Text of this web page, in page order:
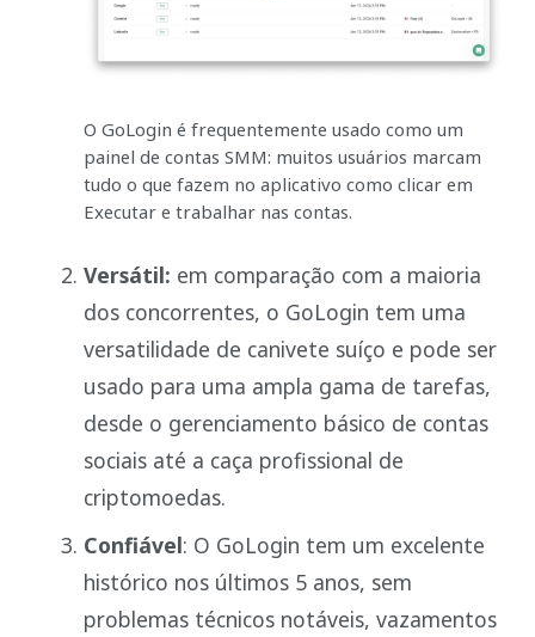
O GoLogin é frequentemente usado como um
painel de contas SMM: muitos usuários marcam
tudo o que fazem no aplicativo como clicar em
Executar e trabalhar nas contas.
Versátil: em comparação com a maioria
dos concorrentes, o GoLogin tem uma
versatilidade de canivete suíço e pode ser
usado para uma ampla gama de tarefas,
desde o gerenciamento básico de contas
sociais até a caça profissional de
criptomoedas.
Confiável: O GoLogin tem um excelente
histórico nos últimos 5 anos, sem
problemas técnicos notáveis, vazamentos